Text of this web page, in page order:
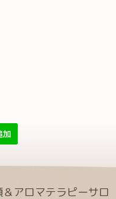
アロマテラピーサロ